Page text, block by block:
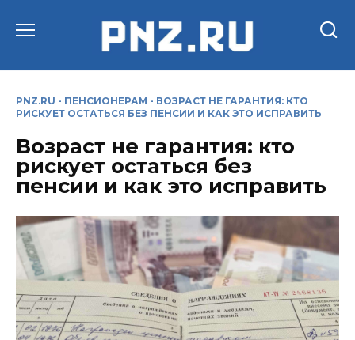
PNZ.RU - ПЕНСИОНЕРАМ - ВОЗРАСТ НЕ ГАРАНТИЯ: КТО
РИСКУЕТ ОСТАТЬСЯ БЕЗ ПЕНСИИ И КАК ЭТО ИСПРАВИТЬ
Возраст не гарантия: кто
рискует остаться без
пенсии и как это исправить